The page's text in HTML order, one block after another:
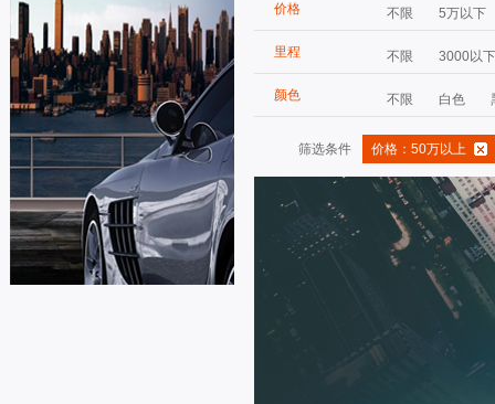
价格 不限 5万以下
里程 不限 3000以下
颜色 不限 白色
筛选条件 价格：50万以上